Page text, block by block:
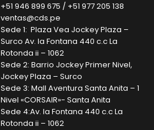
+51 946 899 675 / +51 977 205 138
ventas@cds.pe
Sede 1: Plaza Vea Jockey Plaza –
Surco Av. la Fontana 440 c.c La
Rotonda ii – 1062
Sede 2: Barrio Jockey Primer Nivel,
Jockey Plaza – Surco
Sede 3: Mall Aventura Santa Anita – 1
Nivel «CORSAIR»- Santa Anita
Sede 4:Av. la Fontana 440 c.c La
Rotonda ii – 1062